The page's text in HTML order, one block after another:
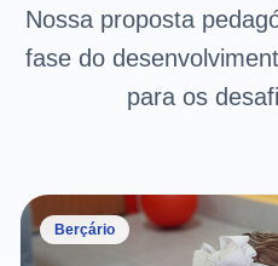
Nossa proposta
fase do
para os
Berçário